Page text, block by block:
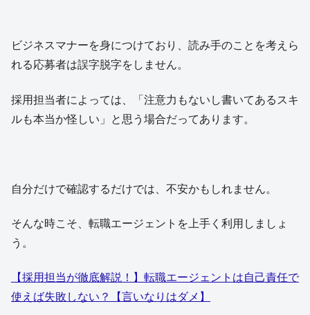
ビジネスマナーを身につけており、読み手のことを考えら
れる応募者は誤字脱字をしません。
採用担当者によっては、「注意力もないし書いてあるスキ
ルも本当か怪しい」と思う場合だってあります。
自分だけで確認するだけでは、不安かもしれません。
そんな時こそ、転職エージェントを上手く利用しましょ
う。
【採用担当が徹底解説！】転職エージェントは自己責任で
使えば失敗しない？【言いなりはダメ】